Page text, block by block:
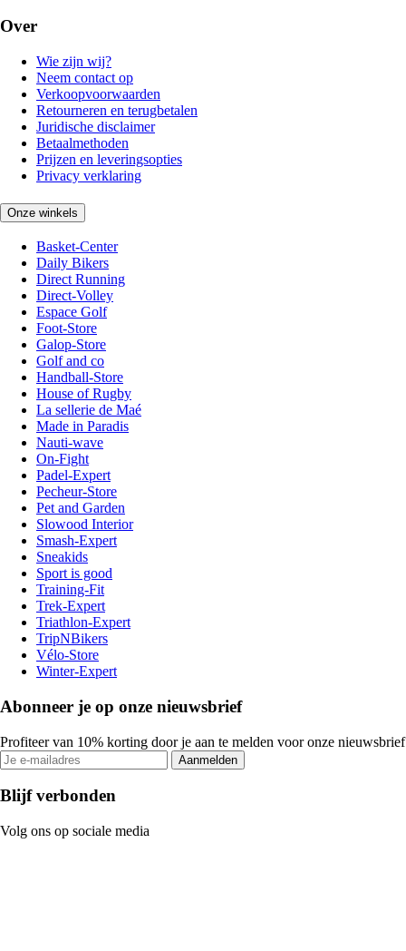
Over
Wie zijn wij?
Neem contact op
Verkoopvoorwaarden
Retourneren en terugbetalen
Juridische disclaimer
Betaalmethoden
Prijzen en leveringsopties
Privacy verklaring
Onze winkels
Basket-Center
Daily Bikers
Direct Running
Direct-Volley
Espace Golf
Foot-Store
Galop-Store
Golf and co
Handball-Store
House of Rugby
La sellerie de Maé
Made in Paradis
Nauti-wave
On-Fight
Padel-Expert
Pecheur-Store
Pet and Garden
Slowood Interior
Smash-Expert
Sneakids
Sport is good
Training-Fit
Trek-Expert
Triathlon-Expert
TripNBikers
Vélo-Store
Winter-Expert
Abonneer je op onze nieuwsbrief
Profiteer van 10% korting door je aan te melden voor onze nieuwsbrief
Aanmelden
Blijf verbonden
Volg ons op sociale media